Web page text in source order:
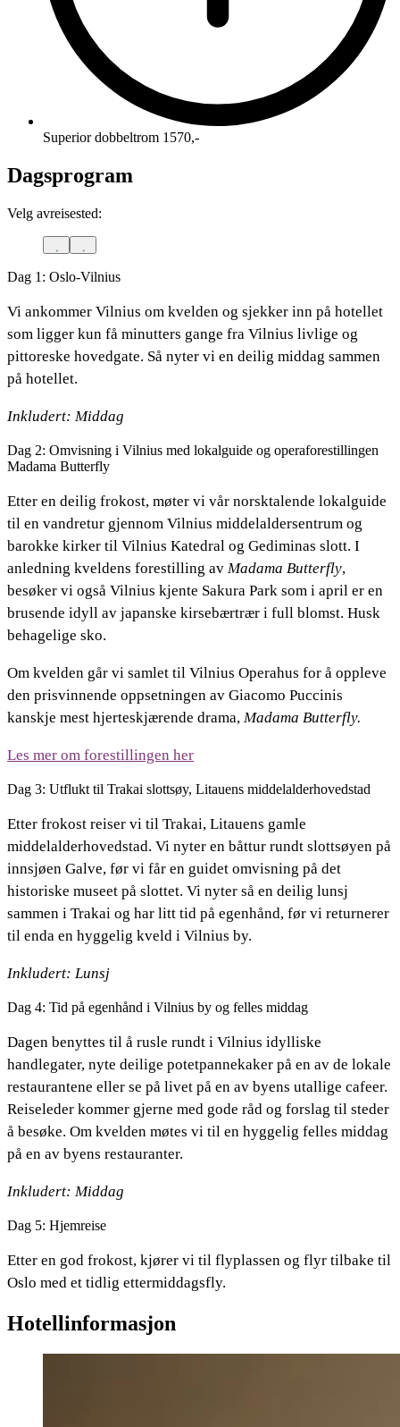
Superior dobbeltrom 1570,-
Dagsprogram
Velg avreisested:
Dag 1: Oslo-Vilnius
Vi ankommer Vilnius om kvelden og sjekker inn på hotellet
som ligger kun få minutters gange fra Vilnius livlige og
pittoreske hovedgate. Så nyter vi en deilig middag sammen
på hotellet.
Inkludert: Middag
Dag 2: Omvisning i Vilnius med lokalguide og operaforestillingen
Madama Butterfly
Etter en deilig frokost, møter vi vår norsktalende lokalguide
til en vandretur gjennom Vilnius middelaldersentrum og
barokke kirker til Vilnius Katedral og Gediminas slott. I
anledning kveldens forestilling av Madama Butterfly,
besøker vi også Vilnius kjente Sakura Park som i april er en
brusende idyll av japanske kirsebærtrær i full blomst. Husk
behagelige sko.
Om kvelden går vi samlet til Vilnius Operahus for å oppleve
den prisvinnende oppsetningen av Giacomo Puccinis
kanskje mest hjerteskjærende drama, Madama Butterfly.
Les mer om forestillingen her
Dag 3: Utflukt til Trakai slottsøy, Litauens middelalderhovedstad
Etter frokost reiser vi til Trakai, Litauens gamle
middelalderhovedstad. Vi nyter en båttur rundt slottsøyen på
innsjøen Galve, før vi får en guidet omvisning på det
historiske museet på slottet. Vi nyter så en deilig lunsj
sammen i Trakai og har litt tid på egenhånd, før vi returnerer
til enda en hyggelig kveld i Vilnius by.
Inkludert: Lunsj
Dag 4: Tid på egenhånd i Vilnius by og felles middag
Dagen benyttes til å rusle rundt i Vilnius idylliske
handlegater, nyte deilige potetpannekaker på en av de lokale
restaurantene eller se på livet på en av byens utallige cafeer.
Reiseleder kommer gjerne med gode råd og forslag til steder
å besøke. Om kvelden møtes vi til en hyggelig felles middag
på en av byens restauranter.
Inkludert: Middag
Dag 5: Hjemreise
Etter en god frokost, kjører vi til flyplassen og flyr tilbake til
Oslo med et tidlig ettermiddagsfly.
Hotellinformasjon